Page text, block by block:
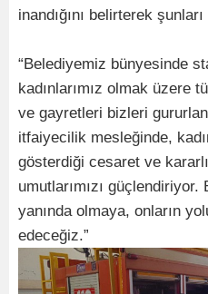
inandığını belirterek
“Belediyemiz bünyesinde
kadınlarımız olmak üzere
ve gayretleri bizleri
itfaiyecilik mesleğinde,
gösterdiği cesaret ve
umutlarımızı
yanında olmaya, onların
edeceğiz.”